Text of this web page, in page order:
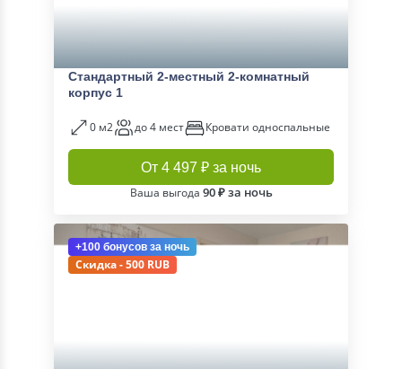
Стандартный 2-местный 2-комнатный
корпус 1
0 м2 до 4 мест Кровати односпальные
От 4 497 ₽ за ночь
Ваша выгода 90 ₽ за ночь
+100 бонусов за ночь
Скидка - 500 RUB